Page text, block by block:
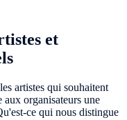
et
artistes qui souhaitent
organisateurs une
ce qui nous distingue